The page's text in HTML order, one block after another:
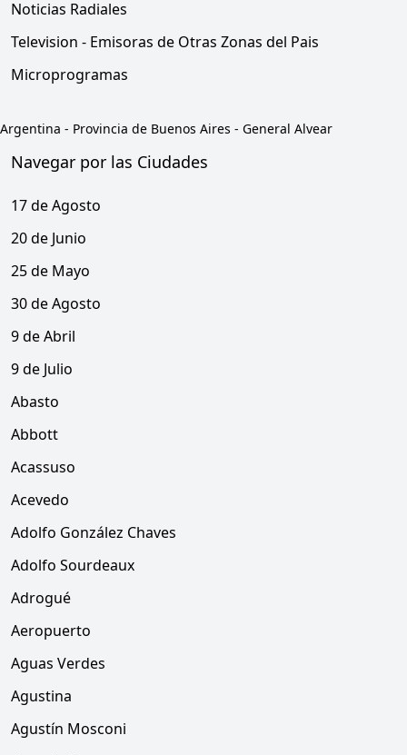
Noticias Radiales
Television - Emisoras de Otras Zonas del Pais
Microprogramas
Argentina - Provincia de Buenos Aires - General Alvear
Navegar por las Ciudades
17 de Agosto
20 de Junio
25 de Mayo
30 de Agosto
9 de Abril
9 de Julio
Abasto
Abbott
Acassuso
Acevedo
Adolfo González Chaves
Adolfo Sourdeaux
Adrogué
Aeropuerto
Aguas Verdes
Agustina
Agustín Mosconi